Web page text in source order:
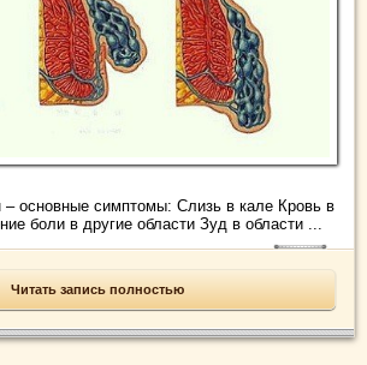
– основные симптомы: Слизь в кале Кровь в
боли в другие области Зуд в области ...
Читать запись полностью